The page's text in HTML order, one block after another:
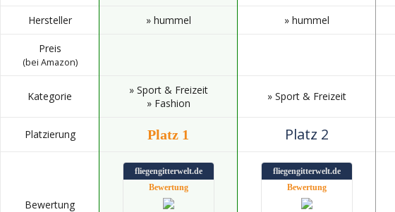
Hersteller » hummel » hummel
Preis
(bei Amazon)
Kategorie
» Sport & Freizeit
» Fashion
» Sport & Freizeit
Platzierung Platz 1 Platz 2
Bewertung
fliegengitterwelt.de
Bewertung
fliegengitterwelt.de
Bewertung